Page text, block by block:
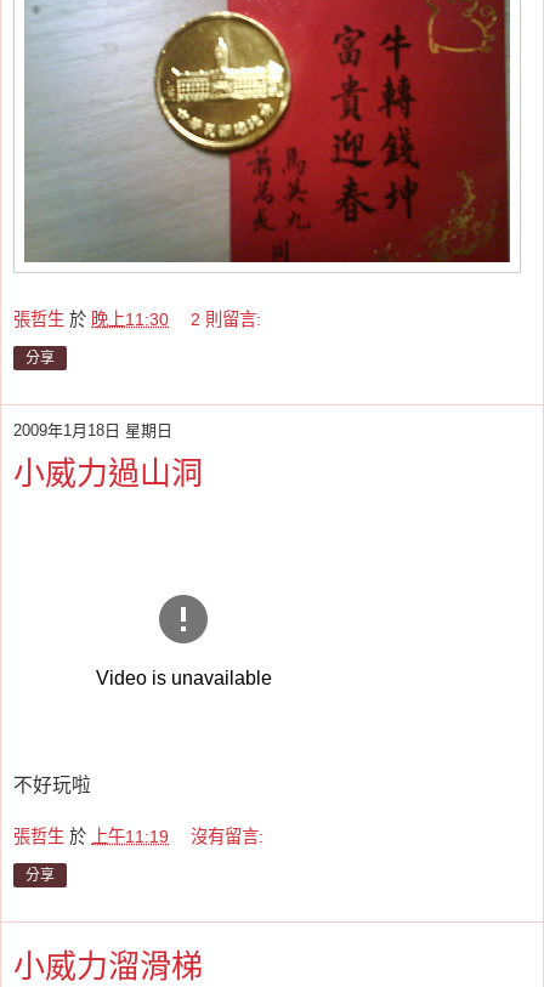
張哲生 於 晚上11:30 2 則留言:
分享
2009年1月18日 星期日
小威力過山洞
不好玩啦
張哲生 於 上午11:19 沒有留言:
分享
小威力溜滑梯